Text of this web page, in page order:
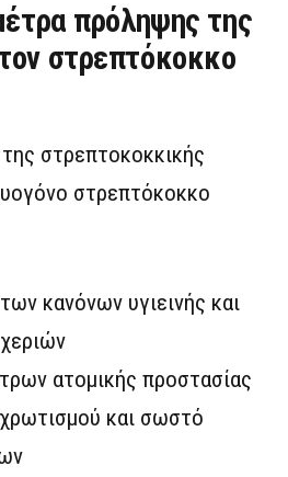
πρόληψης της
στρεπτόκοκκο
στρεπτοκοκκικής
στρεπτόκοκκο
κανόνων υγιεινής και
ατομικής προστασίας
και σωστό